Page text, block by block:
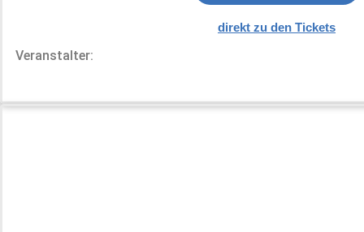
direkt zu den Tickets
Veranstalter: